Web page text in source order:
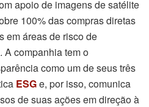
apoio de imagens de satélite
100% das compras diretas
em áreas de risco de
A companhia tem o
como um de seus três
ESGe, por isso, comunica
de suas ações em direção à